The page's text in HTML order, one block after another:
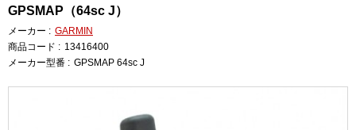
GPSMAP（64sc J）
メーカー : GARMIN
商品コード : 13416400
メーカー型番 : GPSMAP 64sc J